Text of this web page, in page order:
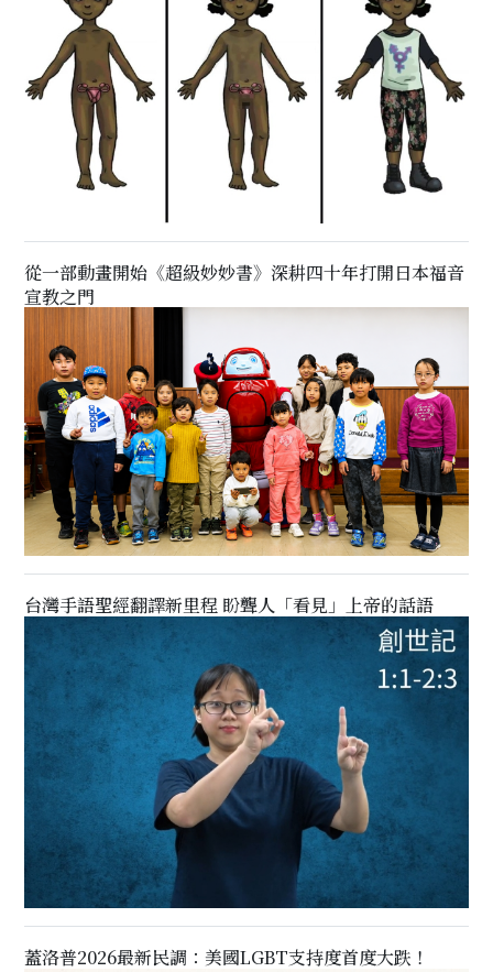
從一部動畫開始《超級妙妙書》深耕四十年打開日本福音
宣教之門
台灣手語聖經翻譯新里程 盼聾人「看見」上帝的話語
蓋洛普2026最新民調：美國LGBT支持度首度大跌！